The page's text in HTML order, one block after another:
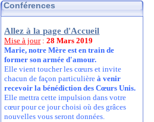
Conférences
Allez à la page d'Accueil
Mise à jour:28 Mars 2019
Marie, notre Mère est en train de
former son armée d'amour.
Elle vient toucher les cœurs et invite
chacun de façon particulièreà venir
recevoir la bénédiction des Cœurs Unis.
Elle mettra cette impulsion dans votre
cœur pour ce jour choisi où des grâces
nouvelles vous seront données.